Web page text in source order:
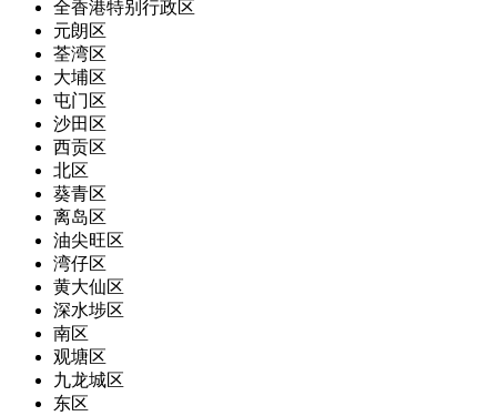
全香港特别行政区
元朗区
荃湾区
大埔区
屯门区
沙田区
西贡区
北区
葵青区
离岛区
油尖旺区
湾仔区
黄大仙区
深水埗区
南区
观塘区
九龙城区
东区